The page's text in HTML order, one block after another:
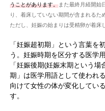
うことがあります。また最終月経開始
り、着床していない期間が含まれるた
ただし、妊娠の始まりは受精卵が着床
「妊娠超初期」という言葉を
う。妊娠時期を区分する医学
「妊娠後期(妊娠末期という
期」は医学用語として使われ
向けて女性の体が変化してい
す。